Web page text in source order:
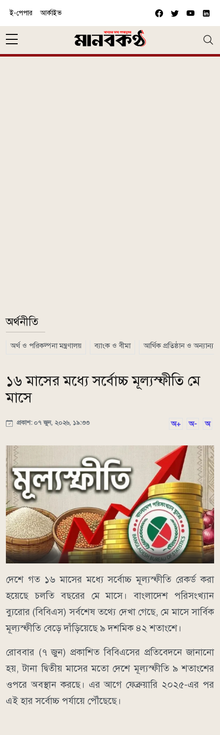
ই-পেপার আর্কাইভ
অর্থনীতি
অর্থ ও পরিকল্পনা মন্ত্রণালয় ব্যাংক ও বীমা আর্থিক প্রতিষ্ঠান ও অন্যান্য
১৬ মাসের মধ্যে সর্বোচ্চ মূল্যস্ফীতি মে
মাসে
প্রকাশ: ০৭ জুন, ২০২৬, ১৯:৩৩ অ+ অ- অ
দেশে গত ১৬ মাসের মধ্যে সর্বোচ্চ মূল্যস্ফীতি রেকর্ড করা
হয়েছে চলতি বছরের মে মাসে। বাংলাদেশ পরিসংখ্যান
ব্যুরোর (বিবিএস) সর্বশেষ তথ্যে দেখা গেছে, মে মাসে সার্বিক
মূল্যস্ফীতি বেড়ে দাঁড়িয়েছে ৯ দশমিক ৪২ শতাংশে।
রোববার (৭ জুন) প্রকাশিত বিবিএসের প্রতিবেদনে জানানো
হয়, টানা দ্বিতীয় মাসের মতো দেশে মূল্যস্ফীতি ৯ শতাংশের
ওপরে অবস্থান করছে। এর আগে ফেব্রুয়ারি ২০২৫-এর পর
এই হার সর্বোচ্চ পর্যায়ে পৌঁছেছে।